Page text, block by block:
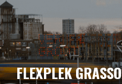
FLEXPLEK GRASSO